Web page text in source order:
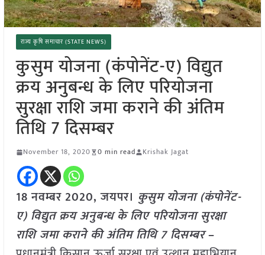
राज्य कृषि समाचार (STATE NEWS)
कुसुम योजना (कंपोनेंट-ए) विद्युत
क्रय अनुबन्ध के लिए परियोजना
सुरक्षा राशि जमा कराने की अंतिम
तिथि 7 दिसम्बर
November 18, 2020 0 min read Krishak Jagat
18 नवम्बर 2020, जयपर। कुसुम योजना (कंपोनेंट-
ए) विद्युत क्रय अनुबन्ध के लिए परियोजना सुरक्षा
राशि जमा कराने की अंतिम तिथि 7 दिसम्बर–